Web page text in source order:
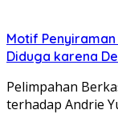
Motif Penyiraman
Diduga karena
Pelimpahan
terhadap Andrie